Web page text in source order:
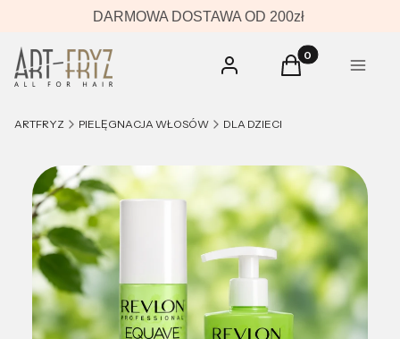
DARMOWA DOSTAWA OD 200zł
Zaloguj się Produkty w
Koszyk Menu
ARTFRYZ PIELĘGNACJA WŁOSÓW DLA DZIECI